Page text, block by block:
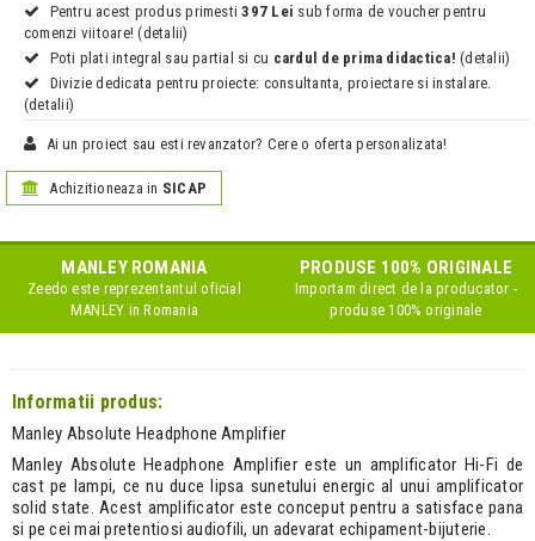
Pentru acest produs primesti397 Lei sub forma de voucher pentru
comenzi viitoare! (detalii)
Poti plati integral sau partial si cu cardul de prima didactica! (detalii)
Divizie dedicata pentru proiecte: consultanta, proiectare si instalare.
(detalii)
Ai un proiect sau esti revanzator? Cere o oferta personalizata!
Achizitioneaza in SICAP
MANLEYROMANIA
Zeedo este reprezentantul oficial
MANLEY in Romania
PRODUSE 100% ORIGINALE
Importam direct de la producator -
produse 100% originale
Informatii produs:
Manley Absolute Headphone Amplifier
Manley Absolute Headphone Amplifier este un amplificator Hi-Fi de
cast pe lampi, ce nu duce lipsa sunetului energic al unui amplificator
solid state. Acest amplificator este conceput pentru a satisface pana
si pe cei mai pretentiosi audiofili, un adevarat echipament-bijuterie.